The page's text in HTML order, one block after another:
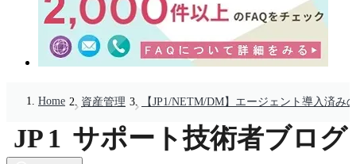
Home 資産管理 【JP1/NETM/DM】エージェント導入済み